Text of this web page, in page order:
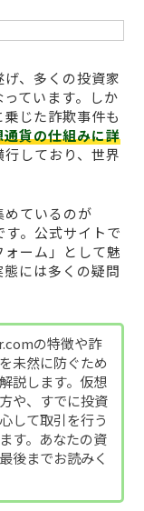
、多くの投資家
ています。しか
じた詐欺事件も
貨の仕組みに詳
しており、世界
めているのが
。公式サイトで
ーム」として魅
には多くの疑問
の特徴や詐
未然に防ぐため
説します。仮想
や、すでに投資
して取引を行う
す。あなたの資
後までお読みく